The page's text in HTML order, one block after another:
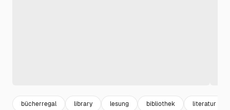
bücherregal library lesung bibliothek literatur